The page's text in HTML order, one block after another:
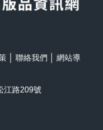
聯絡我們
網站導
江路209號